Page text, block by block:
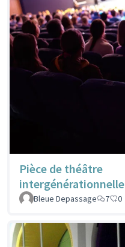
Pièce de théâtre
intergénérationnelle
Bleue Depassage
7 0